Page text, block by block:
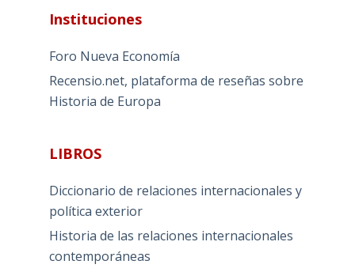
Instituciones
Foro Nueva Economía
Recensio.net, plataforma de reseñas sobre
Historia de Europa
LIBROS
Diccionario de relaciones internacionales y
política exterior
Historia de las relaciones internacionales
contemporáneas